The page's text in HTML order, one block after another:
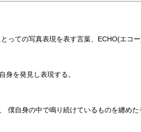
っての写真表現を表す言葉、ECHO(エコ
身を発見し表現する。
僕自身の中で鳴り続けているものを纏め